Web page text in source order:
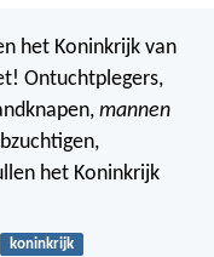
het Koninkrijk van
Ontuchtplegers,
mannen
het Koninkrijk
koninkrijk